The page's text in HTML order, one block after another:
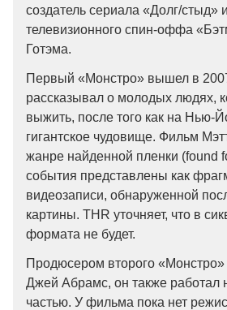
создатель сериала «Долг/стыд»
телевизионного спин-оффа
Готэма.
Первый «Монстро» вышел в
рассказывал о молодых людях,
выжить, после того как на Нью-
гигантское чудовище. Фильм
жанре найденной пленки (found
события представлены как
видеозаписи, обнаруженной
картины. THR уточняет, что в
формата не будет.
Продюсером второго
Джей Абрамс, он также работал
частью. У фильма пока нет